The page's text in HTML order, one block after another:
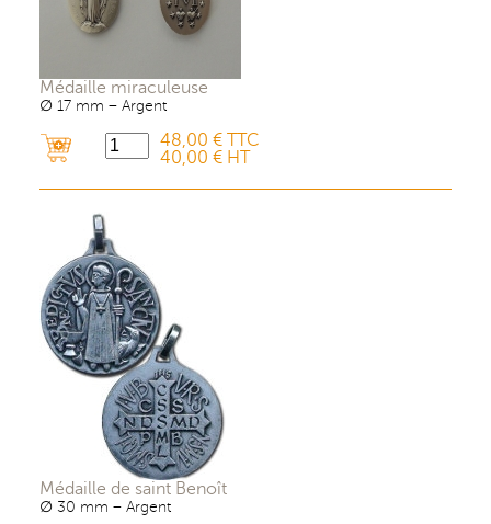
Médaille miraculeuse
∅ 17 mm – Argent
48,00 € TTC
40,00 € HT
Médaille de saint Benoît
∅ 30 mm – Argent